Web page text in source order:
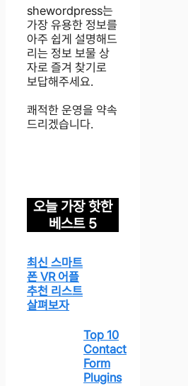
shewordpress는
가장 유용한 정보를
아주 쉽게 설명해드
리는 정보 보물 상
자로 즐겨 찾기로
보답해주세요.
쾌적한 운영을 약속
드리겠습니다.
오늘 가장 핫한
베스트 5
최신 스마트
폰 VR 어플
추천 리스트
살펴보자
Top 10
Contact
Form
Plugins